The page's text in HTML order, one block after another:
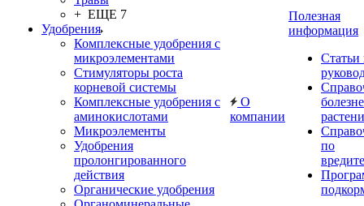
+ ЕЩЕ 7
Удобрения
Комплексные удобрения с
микроэлементами
Стимуляторы роста
корневой системы
Комплексные удобрения с
аминокислотами
Микроэлементы
Удобрения
пролонгированного
действия
Органические удобрения
О
компании
Полезная
информация
Статьи
по